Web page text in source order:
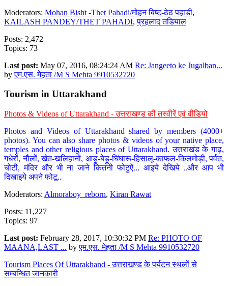
Moderators: Mohan Bisht -Thet Pahadi/मोहन बिष्ट-ठेठ पहाडी,
KAILASH PANDEY/THET PAHADI,प्रहलाद तडियाल
Posts: 2,472
Topics: 73
Last post: May 07, 2016, 08:24:24 AM Re: Jangeeto ke Jugalban...
byएम.एस. मेहता /M S Mehta 9910532720
Tourism in Uttarakhand
Photos & Videos of Uttarakhand - उत्तराखण्ड की तस्वीरें एवं वीडियो
Photos and Videos of Uttarakhand shared by members (4000+
photos). You can also share photos & videos of your native place,
temples and other religious places of Uttarakhand. उत्तराखंड के गाढ़,
गधेरों, नौलों, खेत-खलिहानों, आड़ू-बेड़ू-घिंघारू-हिसालू-काफल-किलमोड़ी, पर्वत,
चोटी, मंदिर और भी ना जाने कितनी फोटुऐं... आइये देखिये ..और आप भी
दिखाइये अपने फोटू..
Moderators: Almoraboy_reborn, Kiran Rawat
Posts: 11,227
Topics: 97
Last post: February 28, 2017, 10:30:32 PM Re: PHOTO OF
MAANA,LAST ... byएम.एस. मेहता /M S Mehta 9910532720
Tourism Places Of Uttarakhand - उत्तराखण्ड के पर्यटन स्थलों से
सम्बन्धित जानकारी